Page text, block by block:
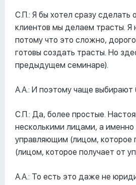
С.П.: Я бы хотел сразу
клиентов мы делаем трасты. Я
потому что это сложно,
готовы создать трасты. Но
предыдущем семинаре).
А.А.: И поэтому чаще выбирают
С.П.: Да, более простые.
несколькими лицами, а
управляющим (лицом, которое
(лицом, которое получает от
А.А.: То есть это даже не